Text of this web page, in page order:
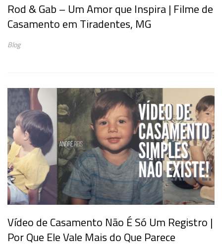
Rod & Gab – Um Amor que Inspira | Filme de
Casamento em Tiradentes, MG
Blog
Vídeo de Casamento Não É Só Um Registro |
Por Que Ele Vale Mais do Que Parece